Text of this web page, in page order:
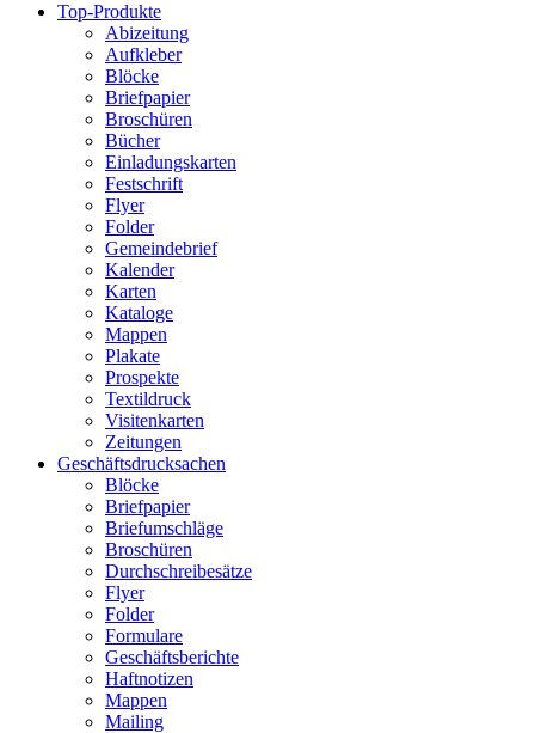
Top-Produkte
Abizeitung
Aufkleber
Blöcke
Briefpapier
Broschüren
Bücher
Einladungskarten
Festschrift
Flyer
Folder
Gemeindebrief
Kalender
Karten
Kataloge
Mappen
Plakate
Prospekte
Textildruck
Visitenkarten
Zeitungen
Geschäftsdrucksachen
Blöcke
Briefpapier
Briefumschläge
Broschüren
Durchschreibesätze
Flyer
Folder
Formulare
Geschäftsberichte
Haftnotizen
Mappen
Mailing